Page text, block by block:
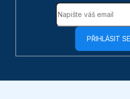
PŘIHLÁSIT SE